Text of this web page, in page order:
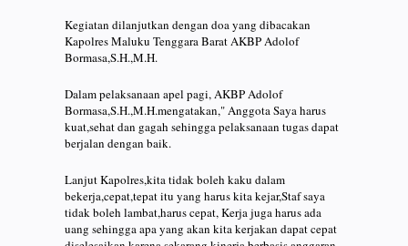
Kegiatan dilanjutkan dengan doa yang dibacakan
Kapolres Maluku Tenggara Barat AKBP Adolof
Bormasa,S.H.,M.H.
Dalam pelaksanaan apel pagi, AKBP Adolof
Bormasa,S.H.,M.H.mengatakan," Anggota Saya harus
kuat,sehat dan gagah sehingga pelaksanaan tugas dapat
berjalan dengan baik.
Lanjut Kapolres,kita tidak boleh kaku dalam
bekerja,cepat,tepat itu yang harus kita kejar,Staf saya
tidak boleh lambat,harus cepat, Kerja juga harus ada
uang sehingga apa yang akan kita kerjakan dapat cepat